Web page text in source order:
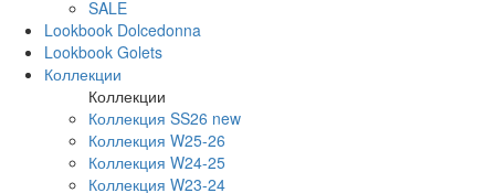
SALE
Lookbook Dolcedonna
Lookbook Golets
Коллекции
Коллекции
Коллекция SS26 new
Коллекция W25-26
Коллекция W24-25
Коллекция W23-24